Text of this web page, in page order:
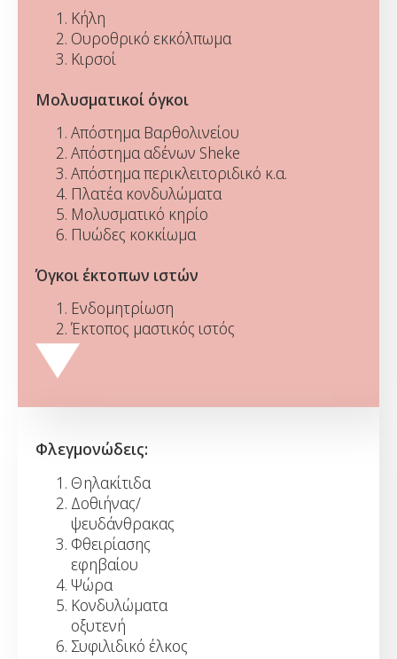
Κήλη
Ουροθρικό εκκόλπωμα
Κιρσοί
Μολυσματικοί όγκοι
Απόστημα Βαρθολινείου
Απόστημα αδένων Sheke
Απόστημα περικλειτοριδικό κ.α.
Πλατέα κονδυλώματα
Μολυσματικό κηρίο
Πυώδες κοκκίωμα
Όγκοι έκτοπων ιστών
Ενδομητρίωση
Έκτοπος μαστικός ιστός
Φλεγμονώδεις:
Θηλακίτιδα
Δοθιήνας/
ψευδάνθρακας
Φθειρίασης
εφηβαίου
Ψώρα
Κονδυλώματα
οξυτενή
Συφιλιδικό έλκος